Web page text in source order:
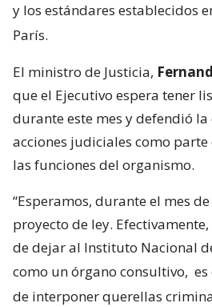
y los estándares establecidos
París.
El ministro de Justicia,
que el Ejecutivo espera tener
durante este mes y defendió
acciones judiciales como
las funciones del organismo.
“Esperamos, durante el mes
proyecto de ley.
de dejar al Instituto Nacional
como un órgano consultivo,
de interponer querellas